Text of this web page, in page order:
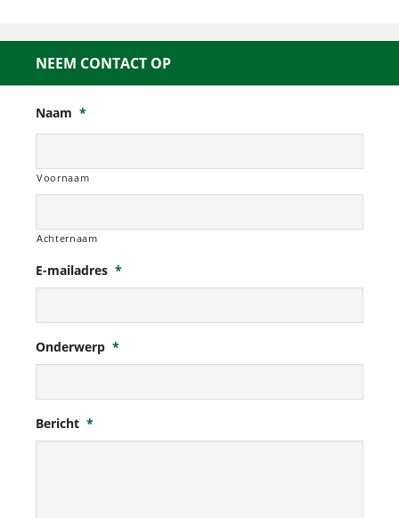
NEEM CONTACT OP
Naam *
Voornaam
Achternaam
E-mailadres *
Onderwerp *
Bericht *